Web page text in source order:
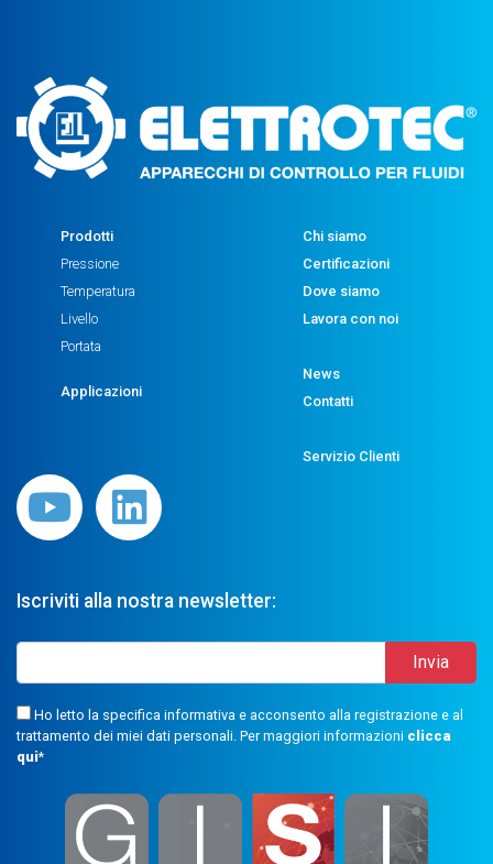
Prodotti
Pressione
Temperatura
Livello
Portata
Applicazioni
Chi siamo
Certificazioni
Dove siamo
Lavora con noi
News
Contatti
Servizio Clienti
Iscriviti alla nostra newsletter:
Ho letto la specifica informativa e acconsento alla registrazione e al
trattamento dei miei dati personali. Per maggiori informazioni clicca
qui*